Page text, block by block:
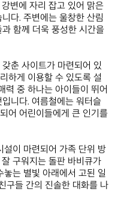
변에 자리 잡고 있어 맑은
다. 주변에는 울창한 산림
함께 더욱 풍성한 시간을
춘 사이트가 마련되어 있
하게 이용할 수 있도록 설
력 중 하나는 아이들이 뛰어
니다. 여름철에는 워터슬
어 어린이들에게 큰 인기를
설이 마련되어 가족 단위 방
구워지는 돌판 바비큐가
놓는 별빛 아래에서 고된 일
구들 간의 진솔한 대화를 나